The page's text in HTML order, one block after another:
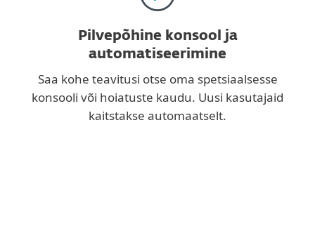
Pilvepõhine konsool ja
automatiseerimine
Saa kohe teavitusi otse oma spetsiaalsesse
konsooli või hoiatuste kaudu. Uusi kasutajaid
kaitstakse automaatselt.